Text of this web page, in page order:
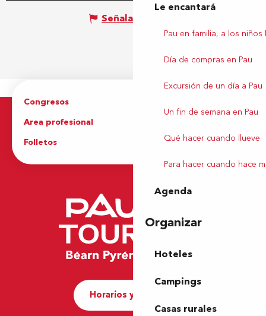
Le encantará
Pau en familia, a los niños
Día de compras en Pau
Excursión de un día a Pau
Un fin de semana en Pau
Qué hacer cuando llueve
Para hacer cuando hace
Agenda
Organizar
Hoteles
Campings
Casas rurales
Señalar un error
Congresos
Area profesional
Folletos
Oficina de Turismo
Horarios y contacto